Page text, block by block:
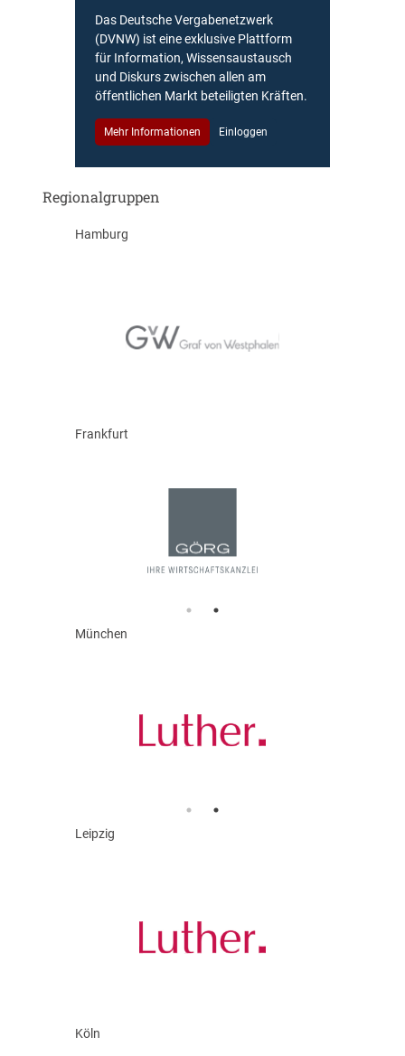
Das Deutsche Vergabenetzwerk
(DVNW) ist eine exklusive Plattform
für Information, Wissensaustausch
und Diskurs zwischen allen am
öffentlichen Markt beteiligten Kräften.
Mehr Informationen Einloggen
Regionalgruppen
Hamburg
Frankfurt
München
Leipzig
Köln